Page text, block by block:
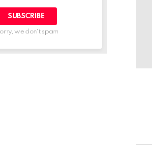
we don't spam